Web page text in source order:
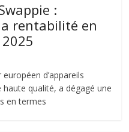
:
rentabilité en
d’appareils
qualité, a dégagé une
en termes